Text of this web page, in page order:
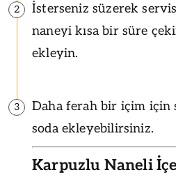
2
İsterseniz süzerek
naneyi kısa bir süre
ekleyin.
3
Daha ferah bir içim için
soda ekleyebilirsiniz.
Karpuzlu Naneli